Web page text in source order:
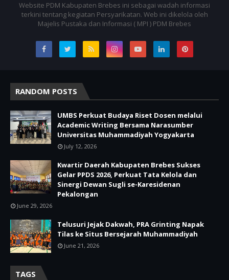
Website PDM Kabupaten Brebes ini sebagai wadah informasi
terkini tentang kegiatan Persyarikatan. Web ini dikelola oleh
Majelis Pustaka dan Informasi ( MPI ) PDM Brebes
RANDOM POSTS
UMBS Perkuat Budaya Riset Dosen melalui
Academic Writing Bersama Narasumber
Universitas Muhammadiyah Yogyakarta
July 12, 2026
Kwartir Daerah Kabupaten Brebes Sukses
Gelar PPDS 2026, Perkuat Tata Kelola dan
Sinergi Dewan Sugli se-Karesidenan
Pekalongan
June 29, 2026
Telusuri Jejak Dakwah, PRA Grinting Napak
Tilas ke Situs Bersejarah Muhammadiyah
June 21, 2026
TAGS